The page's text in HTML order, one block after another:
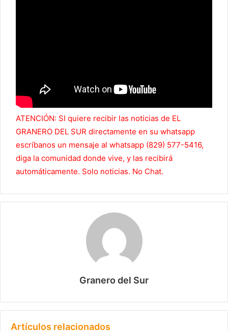
ATENCIÓN: SI quiere recibir las noticias de EL
GRANERO DEL SUR directamente en su whatsapp
escríbanos un mensaje al whatsapp (829) 577-5416,
diga la comunidad donde vive, y las recibirá
automáticamente. Solo noticias. No Chat.
Granero del Sur
Artículos relacionados